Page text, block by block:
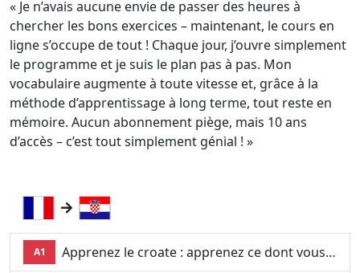
« Je n’avais aucune envie de passer des heures à
chercher les bons exercices – maintenant, le cours en
ligne s’occupe de tout ! Chaque jour, j’ouvre simplement
le programme et je suis le plan pas à pas. Mon
vocabulaire augmente à toute vitesse et, grâce à la
méthode d’apprentissage à long terme, tout reste en
mémoire. Aucun abonnement piège, mais 10 ans
d’accès – c’est tout simplement génial ! »
A1 Apprenez le croate : apprenez ce dont vous…